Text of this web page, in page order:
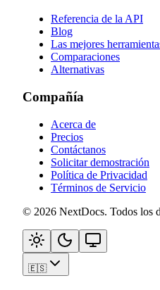
Referencia de la API
Blog
Las mejores
Comparaciones
Alternativas
Compañía
Acerca de
Precios
Contáctanos
Solicitar demostración
Política de Privacidad
Términos de Servicio
© 2026 NextDocs. Todos los
🇪🇸